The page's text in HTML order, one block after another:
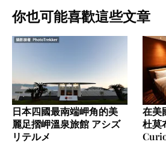
你也可能喜歡這些文章
日本四國最南端岬角的美
麗足摺岬溫泉旅館 アシズ
リテルメ
在美
杜莫